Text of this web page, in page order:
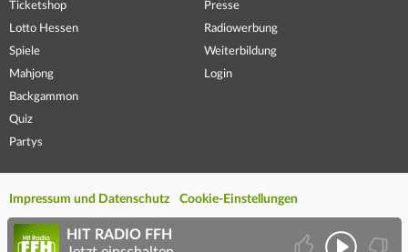
Ticketshop
Lotto Hessen
Spiele
Mahjong
Backgammon
Quiz
Partys
Presse
Radiowerbung
Weiterbildung
Login
Impressum und Datenschutz Cookie-Einstellungen
HIT RADIO FFH